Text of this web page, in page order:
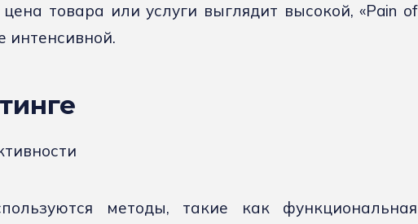
товара или услуги выглядит высокой, «Pain of
интенсивной.
методы, такие как функциональная